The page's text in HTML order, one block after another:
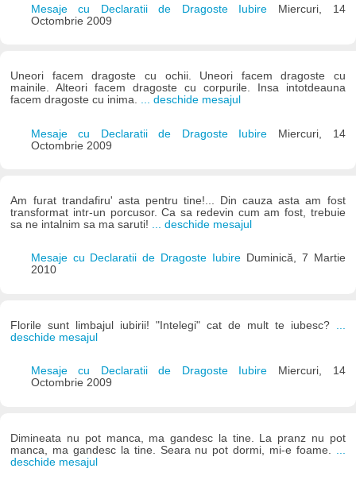
Mesaje cu Declaratii de Dragoste Iubire
Miercuri, 14
Octombrie 2009
Uneori facem dragoste cu ochii. Uneori facem dragoste cu
mainile. Alteori facem dragoste cu corpurile. Insa intotdeauna
facem dragoste cu inima. ... deschide mesajul
Mesaje cu Declaratii de Dragoste Iubire Miercuri, 14
Octombrie 2009
Am furat trandafiru' asta pentru tine!... Din cauza asta am fost
transformat intr-un porcusor. Ca sa redevin cum am fost, trebuie
sa ne intalnim sa ma saruti! ... deschide mesajul
Mesaje cu Declaratii de Dragoste Iubire Duminică, 7 Martie
2010
Florile sunt limbajul iubirii! "Intelegi" cat de mult te iubesc?
deschide mesajul
Mesaje cu Declaratii de Dragoste Iubire
Miercuri, 14
Octombrie 2009
Dimineata nu pot manca, ma gandesc la tine. La pranz nu pot
manca, ma gandesc la tine. Seara nu pot dormi, mi-e foame.
deschide mesajul